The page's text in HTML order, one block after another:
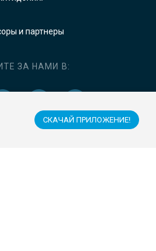
СКАЧАЙ ПРИЛОЖЕНИЕ!
и партнеры
ЗА НАМИ В: